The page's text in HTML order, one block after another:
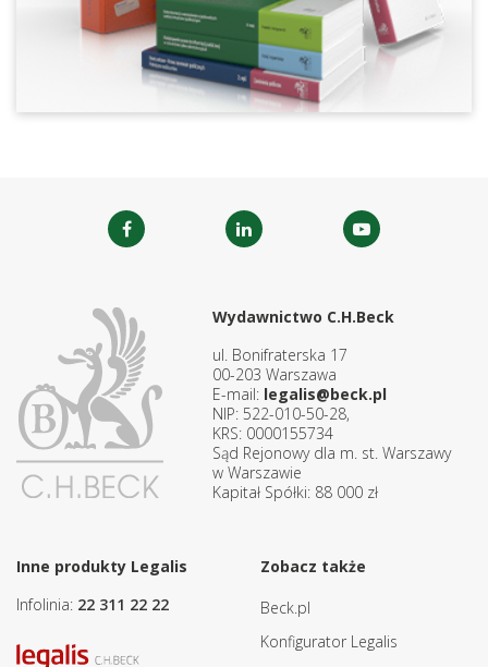
Wydawnictwo C.H.Beck
ul. Bonifraterska 17
00-203 Warszawa
E-mail: legalis@beck.pl
NIP: 522-010-50-28,
KRS: 0000155734
Sąd Rejonowy dla m. st. Warszawy
w Warszawie
Kapitał Spółki: 88 000 zł
Inne produkty Legalis
Infolinia: 22 311 22 22
Zobacz także
Beck.pl
Konfigurator Legalis